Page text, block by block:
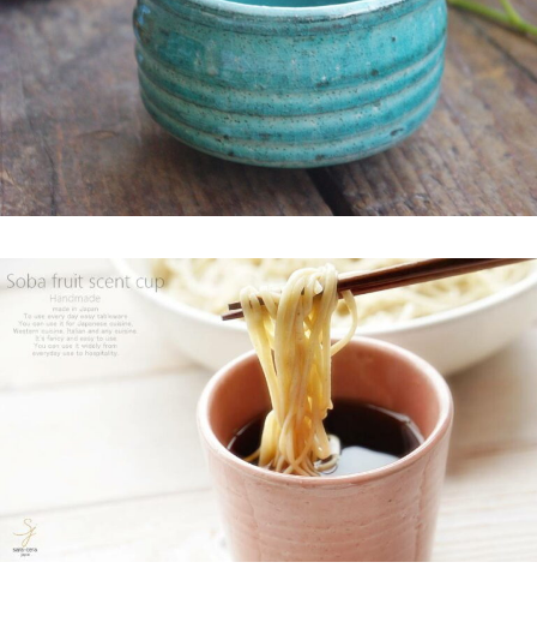
2025/2/5
≪テレビで紹介されました≫ 2024年1月21日 大垣ケーブルテレ
ビ『里見まさとのご町内探訪 おちょぼさんの参道をぶらぶら歩
くふれあい散歩』で 白いごはん器のお店 らいすぼーる 千代保稲
荷神社店が紹介されました。
≪おすすめ≫ちょこっとがうれしい♪何個あっても便利な手づく
り豆皿
≪第2弾 公式Youtubeチャンネル お買い物モニターアンバサダー
大募集☆≫ 詳しくはらいすぼ～るインスタグラムをチェッ
2025/2/4